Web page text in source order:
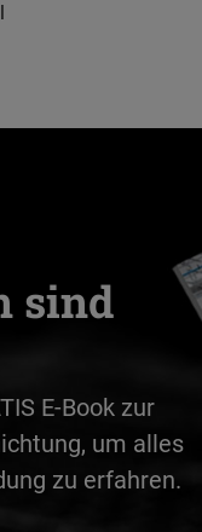
sind
E-Book zur
um alles
zu erfahren.